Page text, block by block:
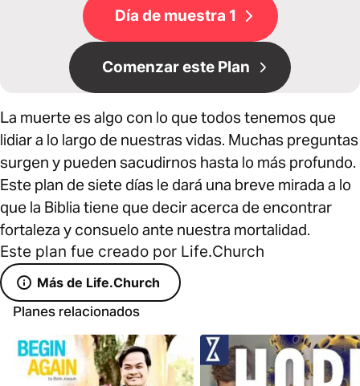
Día de muestra 1
Comenzar este Plan
La muerte es algo con lo que todos tenemos que
lidiar a lo largo de nuestras vidas. Muchas preguntas
surgen y pueden sacudirnos hasta lo más profundo.
Este plan de siete días le dará una breve mirada a lo
que la Biblia tiene que decir acerca de encontrar
fortaleza y consuelo ante nuestra mortalidad.
Este plan fue creado por Life.Church
Más de Life.Church
Planes relacionados